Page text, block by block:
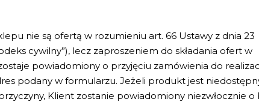
nie są ofertą w rozumieniu art. 66 Ustawy z dnia 23
cywilny”), lecz zaproszeniem do składania ofert w
powiadomiony o przyjęciu zamówienia do
podany w formularzu. Jeżeli produkt jest
Klient zostanie powiadomiony niezwłocznie o